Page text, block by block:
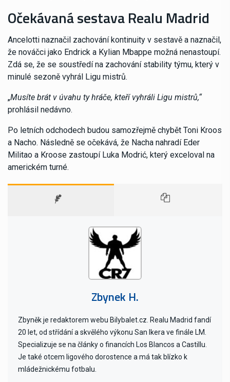
Očekávaná sestava Realu Madrid
Ancelotti naznačil zachování kontinuity v sestavě a naznačil,
že nováčci jako Endrick a Kylian Mbappe možná nenastoupí.
Zdá se, že se soustředí na zachování stability týmu, který v
minulé sezoně vyhrál Ligu mistrů.
„Musíte brát v úvahu ty hráče, kteří vyhráli Ligu mistrů,“
prohlásil nedávno.
Po letních odchodech budou samozřejmě chybět Toni Kroos
a Nacho. Následně se očekává, že Nacha nahradí Eder
Militao a Kroose zastoupí Luka Modrić, který exceloval na
americkém turné.
Zbynek H.
Zbyněk je redaktorem webu Bilybalet.cz. Realu Madrid fandí
20 let, od střídání a skvělého výkonu San Ikera ve finále LM.
Specializuje se na články o financích Los Blancos a Castillu.
Je také otcem ligového dorostence a má tak blízko k
mládežnickému fotbalu.